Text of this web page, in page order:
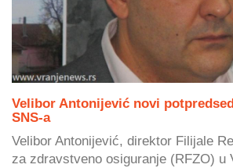
Velibor Antonijević novi
SNS-a
Velibor Antonijević, direktor Filijale
za zdravstveno osiguranje (RFZO) u